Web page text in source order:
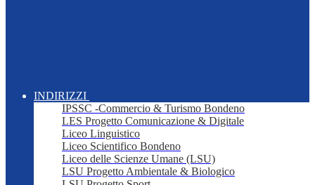
INDIRIZZI
IPSSC -Commercio & Turismo Bondeno
LES Progetto Comunicazione & Digitale
Liceo Linguistico
Liceo Scientifico Bondeno
Liceo delle Scienze Umane (LSU)
LSU Progetto Ambientale & Biologico